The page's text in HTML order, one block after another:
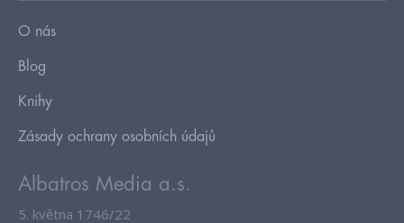
O nás
Blog
Knihy
Zásady ochrany osobních údajů
Albatros Media a.s.
5. května 1746/22